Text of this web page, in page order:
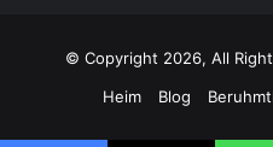
© Copyright 2026, All
Heim
Blog